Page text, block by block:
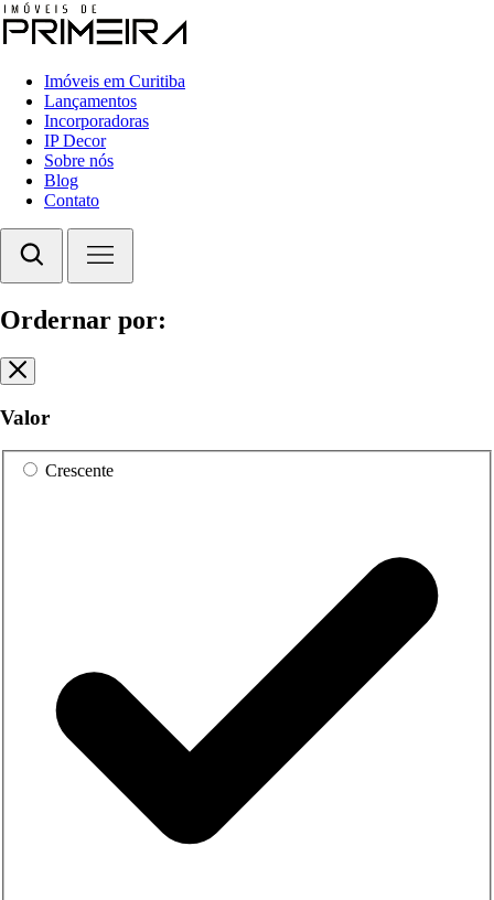
Imóveis em Curitiba
Lançamentos
Incorporadoras
IP Decor
Sobre nós
Blog
Contato
Ordernar por:
Valor
Crescente